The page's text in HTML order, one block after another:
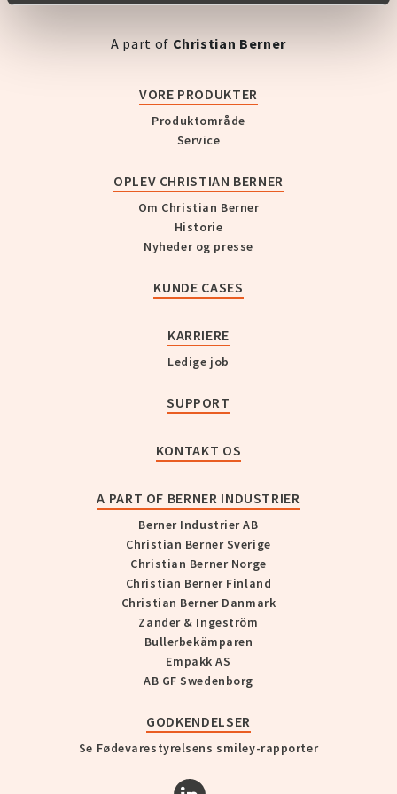
A part of Christian Berner
VORE PRODUKTER
Produktområde
Service
OPLEV CHRISTIAN BERNER
Om Christian Berner
Historie
Nyheder og presse
KUNDE CASES
KARRIERE
Ledige job
SUPPORT
KONTAKT OS
A PART OF BERNER INDUSTRIER
Berner Industrier AB
Christian Berner Sverige
Christian Berner Norge
Christian Berner Finland
Christian Berner Danmark
Zander & Ingeström
Bullerbekämparen
Empakk AS
AB GF Swedenborg
GODKENDELSER
Se Fødevarestyrelsens smiley-rapporter